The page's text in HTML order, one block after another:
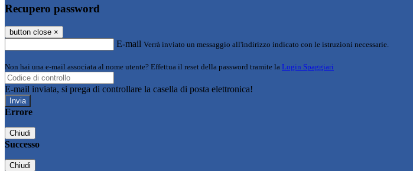
Recupero password
button close ×
E-mail Verrà inviato un messaggio all'indirizzo indicato con le istruzioni necessarie.
Non hai una e-mail associata al nome utente? Effettua il reset della password tramite la Login Spaggiari
E-mail inviata, si prega di controllare la casella di posta elettronica!
Errore
Chiudi
Successo
Chiudi